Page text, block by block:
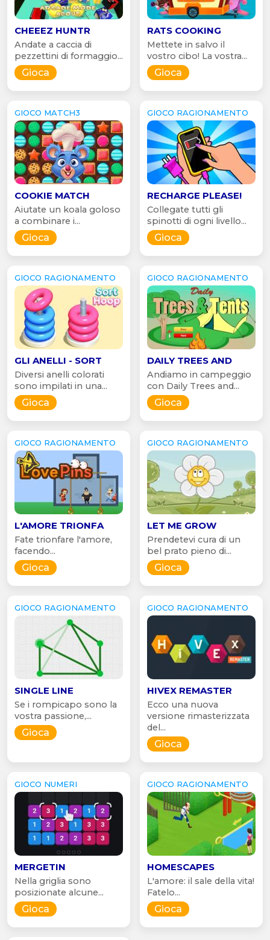
CHEEEZ HUNTR
Andate a caccia di
pezzettini di formaggio...
Gioca
RATS COOKING
Mettete in salvo il
vostro cibo! La vostra...
Gioca
GIOCO MATCH3
COOKIE MATCH
Aiutate un koala goloso
a combinare i...
Gioca
GIOCO RAGIONAMENTO
RECHARGE PLEASE!
Collegate tutti gli
spinotti di ogni livello...
Gioca
GIOCO RAGIONAMENTO
GLI ANELLI - SORT
Diversi anelli colorati
sono impilati in una...
Gioca
GIOCO RAGIONAMENTO
DAILY TREES AND
Andiamo in campeggio
con Daily Trees and...
Gioca
GIOCO RAGIONAMENTO
L'AMORE TRIONFA
Fate trionfare l'amore,
facendo...
Gioca
GIOCO RAGIONAMENTO
LET ME GROW
Prendetevi cura di un
bel prato pieno di...
Gioca
GIOCO RAGIONAMENTO
SINGLE LINE
Se i rompicapo sono la
vostra passione,...
Gioca
GIOCO RAGIONAMENTO
HIVEX REMASTER
Ecco una nuova
versione rimasterizzata
del...
Gioca
GIOCO NUMERI
MERGETIN
Nella griglia sono
posizionate alcune...
Gioca
GIOCO RAGIONAMENTO
HOMESCAPES
L'amore: il sale della vita!
Fatelo...
Gioca